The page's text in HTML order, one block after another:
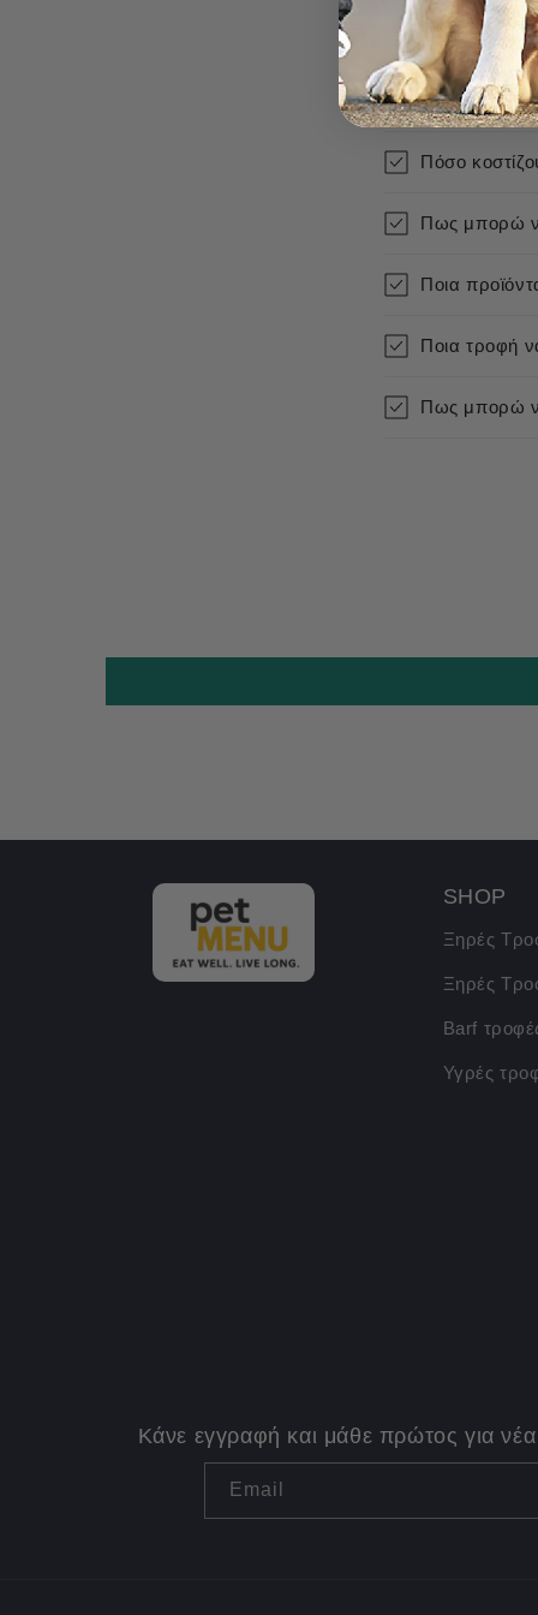
Πόσο
Πόσο
Πως μπορώ
Ποια
Ποια τροφή
Πως μπορώ
SHOP
Ξηρές
Ξηρές
Barf
Υγρές
Κάνε εγγραφή και μάθε πρώτος για
Email